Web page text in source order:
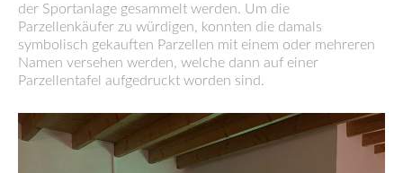
der Sportanlage gesammelt werden. Um die
Parzellenkäufer zu würdigen, konnten die damals
symbolisch gekauften Parzellen mit einem oder mehreren
Namen versehen werden, welche dann auf einer
Parzellentafel aufgedruckt worden sind.